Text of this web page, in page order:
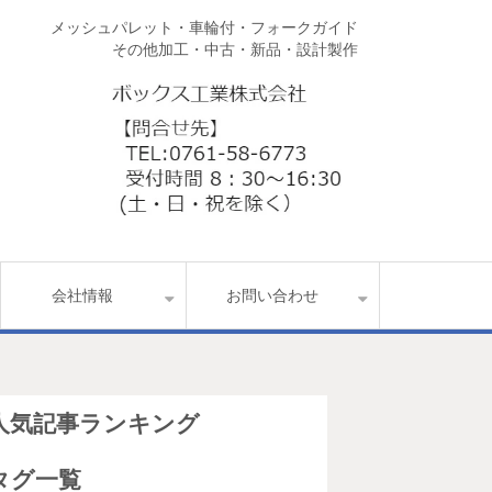
メッシュパレット・車輪付・フォークガイド
その他加工・中古・新品・設計製作
会社情報 お問い合わせ
気記事ランキング
グ一覧